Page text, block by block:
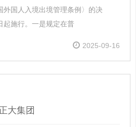
外国人入境出境管理条例〉的决
起施行。一是规定在普
2025-09-16
大集团